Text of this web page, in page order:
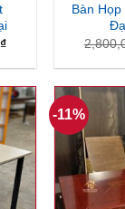
₫Giá
tại
2,300,000₫.
Bàn
-11%